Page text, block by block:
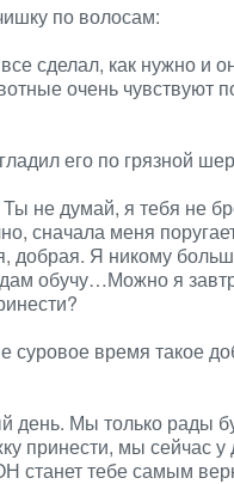
по волосам:
сделал, как нужно и
очень чувствуют
его по грязной
не думай, я тебя не
сначала меня
добрая. Я никому
обучу…Можно я
время такое
день. Мы только рады
принести, мы сейчас у
станет тебе самым